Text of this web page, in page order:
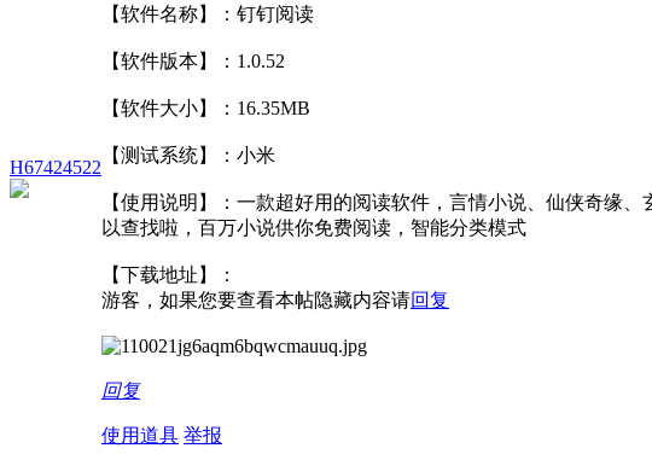
H67424522
【软件名称】：钉钉阅读
【软件版本】：1.0.52
【软件大小】：16.35MB
【测试系统】：小米
【使用说明】：一款超好用的阅读软件，言情小说、仙侠奇缘
以查找啦，百万小说供你免费阅读，智能分类模式
【下载地址】：
游客，如果您要查看本帖隐藏内容请回复
回复
使用道具 举报